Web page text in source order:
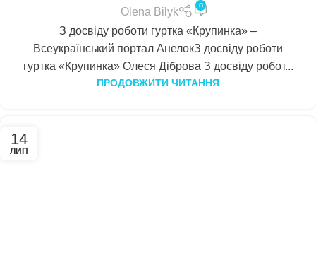
Olena Bilyk
0
З досвіду роботи гуртка «Крупинка» –
Всеукраїнський портал АнелокЗ досвіду роботи
гуртка «Крупинка» Олеся Діброва З досвіду робот...
ПРОДОВЖИТИ ЧИТАННЯ
14
ЛИП